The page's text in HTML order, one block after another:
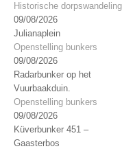
Historische dorpswandeling
09/08/2026
Julianaplein
Openstelling bunkers
09/08/2026
Radarbunker op het
Vuurbaakduin.
Openstelling bunkers
09/08/2026
Küverbunker 451 –
Gaasterbos